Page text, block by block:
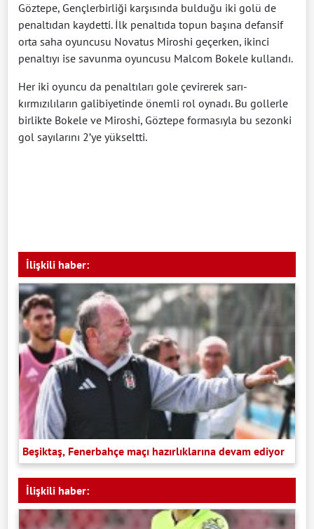
Göztepe, Gençlerbirliği karşısında bulduğu iki golü de
penaltıdan kaydetti. İlk penaltıda topun başına defansif
orta saha oyuncusu Novatus Miroshi geçerken, ikinci
penaltıyı ise savunma oyuncusu Malcom Bokele kullandı.
Her iki oyuncu da penaltıları gole çevirerek sarı-
kırmızılıların galibiyetinde önemli rol oynadı. Bu gollerle
birlikte Bokele ve Miroshi, Göztepe formasıyla bu sezonki
gol sayılarını 2’ye yükseltti.
İlişkili haber:
Beşiktaş, Fenerbahçe maçı hazırlıklarına devam ediyor
İlişkili haber: